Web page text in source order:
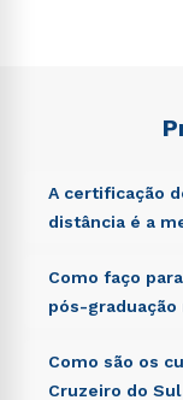
A certificação
distância é a
Sed ut
voluptatem
totam rem
explicabo.
voluptas sit
Como faço
pós-
Sed ut
voluptatem
Como são os
Cruzeiro do